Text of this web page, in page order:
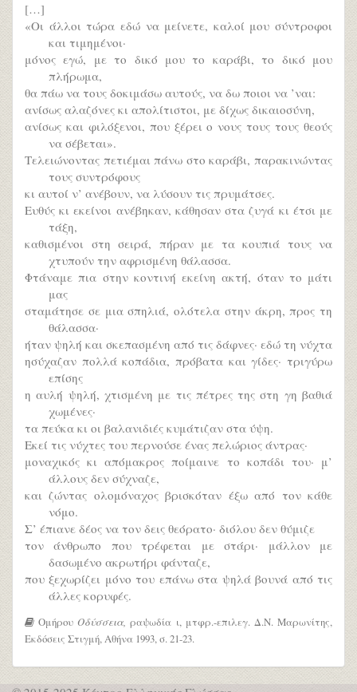
[…]
«Οι άλλοι τώρα εδώ να μείνετε, καλοί μου σύντροφοι
και τιμημένοι·
μόνος εγώ, με το δικό μου το καράβι, το δικό μου
πλήρωμα,
θα πάω να τους δοκιμάσω αυτούς, να δω ποιοι να ’ναι:
ανίσως αλαζόνες κι απολίτιστοι, με δίχως δικαιοσύνη,
ανίσως και φιλόξενοι, που ξέρει ο νους τους τους θεούς
να σέβεται».
Τελειώνοντας πετιέμαι πάνω στο καράβι, παρακινώντας
τους συντρόφους
κι αυτοί ν’ ανέβουν, να λύσουν τις πρυμάτσες.
Ευθύς κι εκείνοι ανέβηκαν, κάθησαν στα ζυγά κι έτσι με
τάξη,
καθισμένοι στη σειρά, πήραν με τα κουπιά τους να
χτυπούν την αφρισμένη θάλασσα.
Φτάναμε πια στην κοντινή εκείνη ακτή, όταν το μάτι
μας
σταμάτησε σε μια σπηλιά, ολότελα στην άκρη, προς τη
θάλασσα·
ήταν ψηλή και σκεπασμένη από τις δάφνες· εδώ τη νύχτα
ησύχαζαν πολλά κοπάδια, πρόβατα και γίδες· τριγύρω
επίσης
η αυλή ψηλή, χτισμένη με τις πέτρες της στη γη βαθιά
χωμένες·
τα πεύκα κι οι βαλανιδιές κυμάτιζαν στα ύψη.
Εκεί τις νύχτες του περνούσε ένας πελώριος άντρας·
μοναχικός κι απόμακρος ποίμαινε το κοπάδι του· μ’
άλλους δεν σύχναζε,
και ζώντας ολομόναχος βρισκόταν έξω από τον κάθε
νόμο.
Σ’ έπιανε δέος να τον δεις θεόρατο· διόλου δεν θύμιζε
τον άνθρωπο που τρέφεται με στάρι· μάλλον με
δασωμένο ακρωτήρι φάνταζε,
που ξεχωρίζει μόνο του επάνω στα ψηλά βουνά από τις
άλλες κορυφές.
ΟμήρουΟδύσσεια, ραψωδία ι, μτφρ.-επιλεγ. Δ.Ν. Μαρωνίτης,
Εκδόσεις Στιγμή, Αθήνα 1993, σ. 21-23.